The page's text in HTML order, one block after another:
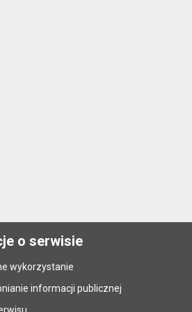
o serwisie
wykorzystanie
informacji publicznej